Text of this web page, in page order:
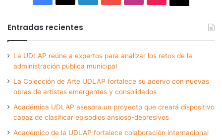
Entradas recientes
La UDLAP reúne a expertos para analizar los retos de la
administración pública municipal
La Colección de Arte UDLAP fortalece su acervo con nuevas
obras de artistas emergentes y consolidados
Académica UDLAP asesora un proyecto que creará dispositivo
capaz de clasificar episodios ansioso-depresivos
Académico de la UDLAP fortalece colaboración internacional